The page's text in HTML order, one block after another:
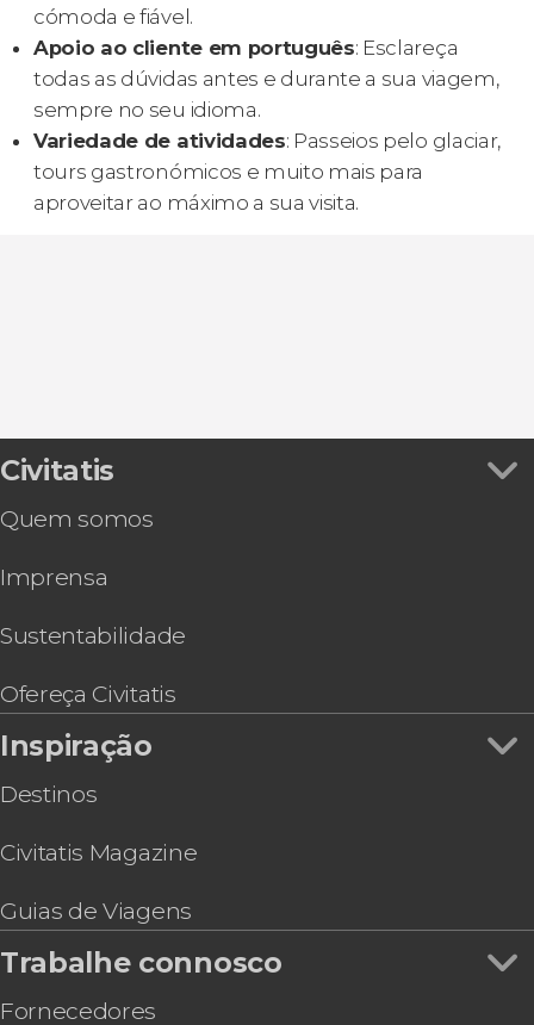
cómoda e fiável.
Apoio ao cliente em português: Esclareça
todas as dúvidas antes e durante a sua viagem,
sempre no seu idioma.
Variedade de atividades: Passeios pelo glaciar,
tours gastronómicos e muito mais para
aproveitar ao máximo a sua visita.
Civitatis
Quem somos
Imprensa
Sustentabilidade
Ofereça Civitatis
Inspiração
Destinos
Civitatis Magazine
Guias de Viagens
Trabalhe connosco
Fornecedores